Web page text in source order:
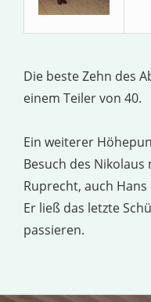
Die beste Zehn des
einem Teiler von 40.
Ein weiterer
Besuch des
Ruprecht, auch
Er ließ das letzte
passieren.